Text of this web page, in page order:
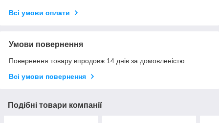
Всі умови оплати
Умови повернення
Повернення товару впродовж 14 днів за домовленістю
Всі умови повернення
Подібні товари компанії